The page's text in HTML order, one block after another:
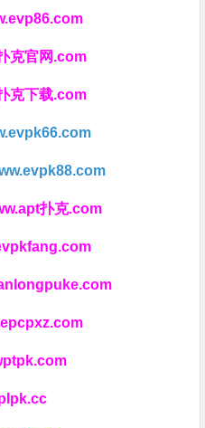
克官网.com
克下载.com
扑克.com